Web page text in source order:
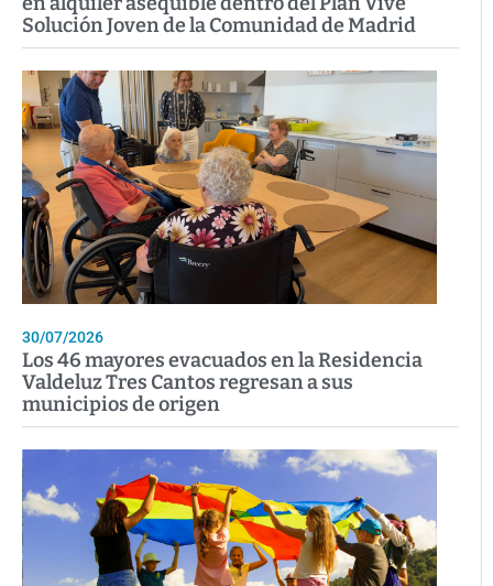
Solución Joven de la Comunidad de Madrid
30/07/2026
Los 46 mayores evacuados en la Residencia
Valdeluz Tres Cantos regresan a sus
municipios de origen